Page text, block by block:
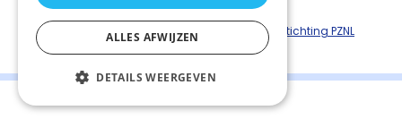
Richtlijnen palliatieve zorg is een uitgave van © Stichting PZNL
ALLES AFWIJZEN
DETAILS WEERGEVEN